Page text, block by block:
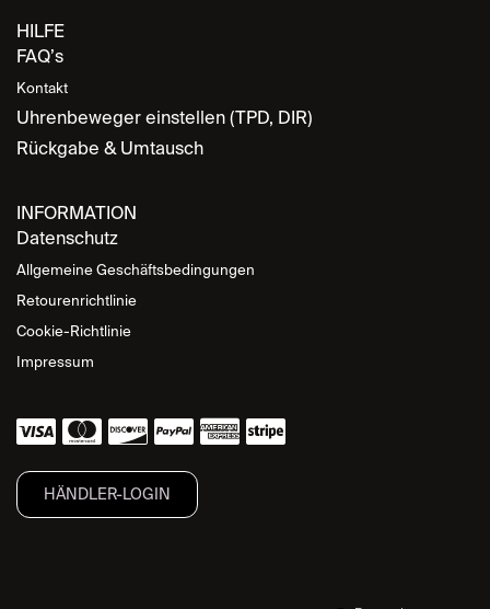
HILFE
FAQ’s
Kontakt
Uhrenbeweger einstellen (TPD, DIR)
Rückgabe & Umtausch
INFORMATION
Datenschutz
Allgemeine Geschäftsbedingungen
Retourenrichtlinie
Cookie-Richtlinie
Impressum
HÄNDLER-LOGIN